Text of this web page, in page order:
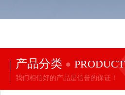
产品分类 PRODUCT
我们相信好的产品是信誉的保证！